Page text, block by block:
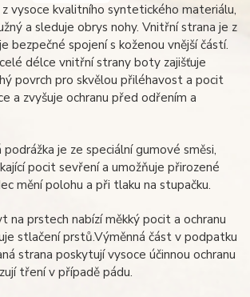
vysoce kvalitního syntetického materiálu,
a sleduje obrys nohy. Vnitřní strana je z
bezpečné spojení s koženou vnější částí.
délce vnitřní strany boty zajišťuje
povrch pro skvělou přiléhavost a pocit
a zvyšuje ochranu před odřením a
podrážka je ze speciální gumové směsi,
pocit sevření a umožňuje přirozené
mění polohu a při tlaku na stupačku.
na prstech nabízí měkký pocit a ochranu
stlačení prstů.Výměnná část v podpatku
strana poskytují vysoce účinnou ochranu
tření v případě pádu.